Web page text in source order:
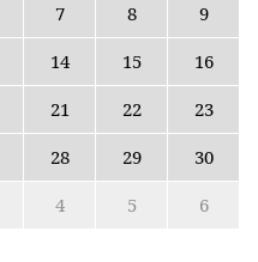
7 8
9
14 15
16
21 22
23
28 29
30
4 5 6